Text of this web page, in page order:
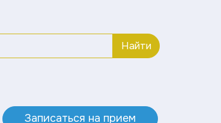
Найти
Записаться на прием